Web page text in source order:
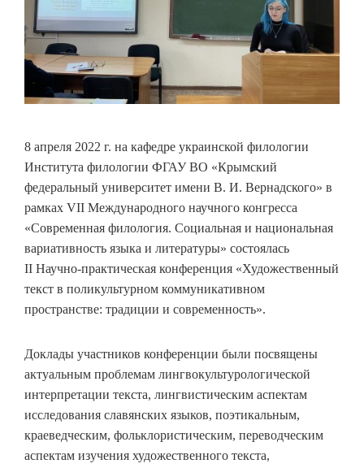
8 апреля 2022 г. на кафедре украинской филологии
Института филологии ФГАУ ВО «Крымский
федеральный университет имени В. И. Вернадского» в
рамках VII Международного научного конгресса
«Современная филология. Социальная и национальная
вариативность языка и литературы» состоялась
II Научно-практическая конференция «Художественный
текст в поликультурном коммуникативном
пространстве: традиции и современность».
Доклады участников конференции были посвящены
актуальным проблемам лингвокультурологической
интерпретации текста, лингвистическим аспектам
исследования славянских языков, поэтикальным,
краеведческим, фольклористическим, переводческим
аспектам изучения художественного текста,